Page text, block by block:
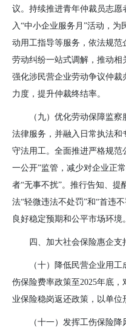
议。持续推进青年仲裁员志
入“中小企业服务月”活动，
动用工指导等服务，依法规
劳动纠纷一站式调解，推动相
强化涉民营企业劳动争议仲
力度，提升仲裁终结率。
（九）优化劳动保障监察
法律服务，并融入日常执法
守法用工。全面推进严格规范
一公开”监管，减少对企业正
者“无事不扰”。推行告知、
法“轻微违法不处罚”和“首违
良好稳定预期和公平市场环境。
四、加大社会保险惠企支
（十）降低民营企业用工
伤保险费率政策至2025年底，
业保险稳岗返还政策，以单位
（十一）发挥工伤保险降